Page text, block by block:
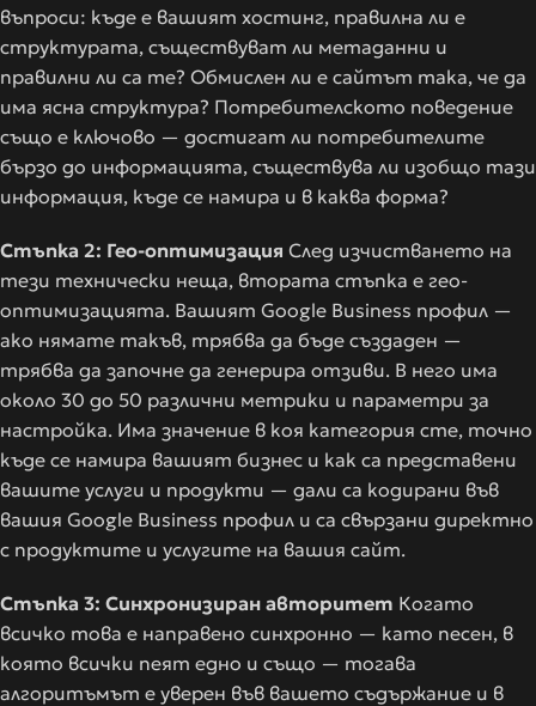
въпроси: къде е вашият хостинг, правилна ли е
структурата, съществуват ли метаданни и
правилни ли са те? Обмислен ли е сайтът така, че да
има ясна структура? Потребителското поведение
също е ключово — достигат ли потребителите
бързо до информацията, съществува ли изобщо тази
информация, къде се намира и в каква форма?
Стъпка 2: Гео-оптимизация След изчистването на
тези технически неща, втората стъпка е гео-
оптимизацията. Вашият Google Business профил —
ако нямате такъв, трябва да бъде създаден —
трябва да започне да генерира отзиви. В него има
около 30 до 50 различни метрики и параметри за
настройка. Има значение в коя категория сте, точно
къде се намира вашият бизнес и как са представени
вашите услуги и продукти — дали са кодирани във
вашия Google Business профил и са свързани директно
с продуктите и услугите на вашия сайт.
Стъпка 3: Синхронизиран авторитет Когато
всичко това е направено синхронно — като песен, в
която всички пеят едно и също — тогава
алгоритъмът е уверен във вашето съдържание и в